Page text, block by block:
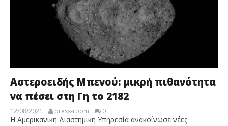
Αστεροειδής Μπενού: μικρή πιθανότητα
να πέσει στη Γη το 2182
12/08/2021 press-room 0
Η Αμερικανική Διαστημική Υπηρεσία ανακοίνωσε νέες